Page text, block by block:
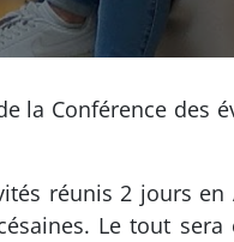
la Conférence des
réunis 2 jours
Le tout